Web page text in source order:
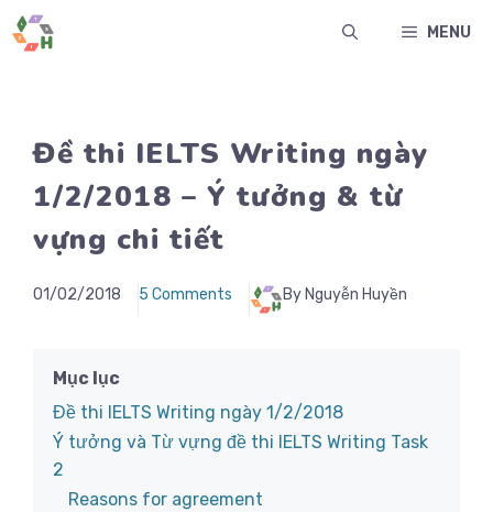
Chuyển
đến
MENU
Đề thi IELTS Writing ngày
1/2/2018 – Ý tưởng & từ
vựng chi tiết
01/02/2018 5 Comments By Nguyễn Huyền
Mục lục
Đề thi IELTS Writing ngày 1/2/2018
Ý tưởng và Từ vựng đề thi IELTS Writing Task
2
Reasons for agreement